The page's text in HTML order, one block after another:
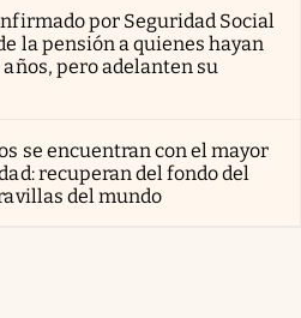
por Seguridad Social
la pensión a quienes hayan
pero adelanten su
se encuentran con el mayor
recuperan del fondo del
del mundo